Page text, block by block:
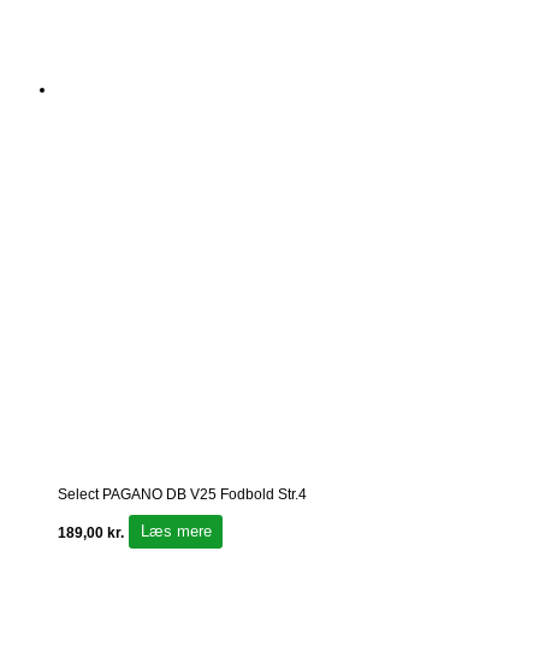
Select PAGANO DB V25 Fodbold Str.4
189,00 kr. Læs mere